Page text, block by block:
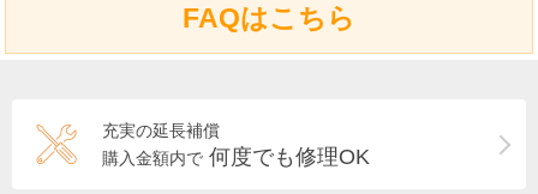
FAQはこちら
充実の延長補償
購入金額内で 何度でも修理OK